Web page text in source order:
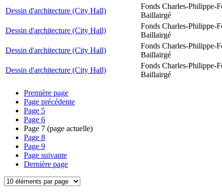
Dessin d'architecture (City Hall)
Fonds Charles-Philippe-
Baillairgé
Dessin d'architecture (City Hall)
Fonds Charles-Philippe-
Baillairgé
Dessin d'architecture (City Hall)
Fonds Charles-Philippe-
Baillairgé
Dessin d'architecture (City Hall)
Fonds Charles-Philippe-
Baillairgé
Première page
Page précédente
Page 5
Page 6
Page 7 (page actuelle)
Page 8
Page 9
Page suivante
Dernière page